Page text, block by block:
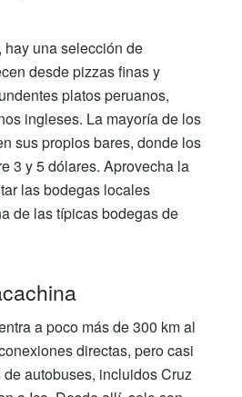
una selección de
desde pizzas finas y
platos peruanos,
ingleses. La mayoría de los
sus propios bares, donde los
3 y 5 dólares. Aprovecha la
las bodegas locales
de las típicas bodegas de
a poco más de 300 km al
directas, pero casi
autobuses, incluidos Cruz